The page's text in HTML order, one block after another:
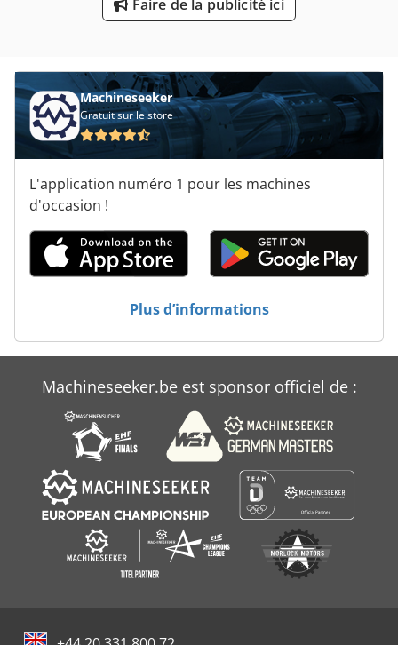
Unité De Forage
Unité De Graissage Centralisé
Unité De Moyeu
Unité De Refroidissement
Unité De Traitement
Unités De Forage
Véhicule De Travail
Faire de la publicité ici
Machineseeker
Gratuit sur le store
L'application numéro 1 pour les machines
d'occasion !
Plus d’informations
Machineseeker.be est sponsor officiel de :